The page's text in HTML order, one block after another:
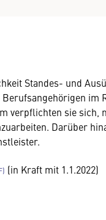
Standes- und
im
verpflichten sie sich,
Darüber
(in Kraft mit 1.1.2022)